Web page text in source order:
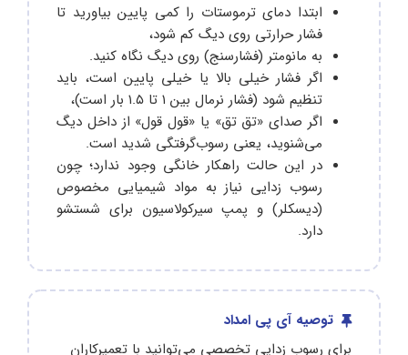
ابتدا دمای ترموستات را کمی پایین بیاورید تا
فشار حرارتی روی دیگ کم شود،
به مانومتر (فشارسنج) روی دیگ نگاه کنید.
اگر فشار خیلی بالا یا خیلی پایین است، باید
تنظیم شود (فشار نرمال بین ۱ تا ۱.۵ بار است)،
اگر صدای «تق ‌تق» یا «قول‌ قول» از داخل دیگ
می‌شنوید، یعنی رسوب‌گرفتگی شدید است.
در این حالت راهکار خانگی وجود ندارد؛ چون
رسوب ‌زدایی نیاز به مواد شیمیایی مخصوص
(دیسکلر) و پمپ سیرکولاسیون برای شستشو
دارد.
توصیه آی پی امداد
برای رسوب زدایی تخصصی می‌توانید با تعمیرکاران